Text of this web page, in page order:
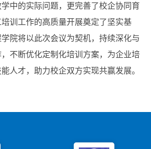
中的实际问题，更完善了校企协同育
训工作的高质量开展奠定了坚实基
院将以此次会议为契机，持续深化与
不断优化定制化培训方案，为企业培
人才，助力校企双方实现共赢发展。